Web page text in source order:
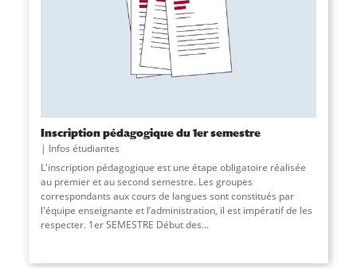
Inscription pédagogique du 1er semestre
Infos étudiantes
L'inscription pédagogique est une étape obligatoire réalisée
au premier et au second semestre. Les groupes
correspondants aux cours de langues sont constitués par
l'équipe enseignante et l’administration, il est impératif de les
respecter. 1er SEMESTRE Début des...